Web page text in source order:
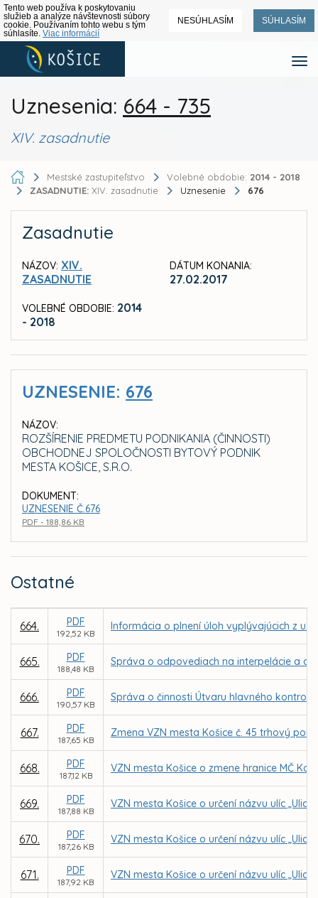
Tento web používa k poskytovaniu
služieb a analýze návštevnosti súbory
cookie. Používaním tohto webu s tým
súhlasíte. Viac informácií
NESÚHLASÍM SÚHLASÍM
Uznesenia: 664 - 735
XIV. zasadnutie
Mestské zastupiteľstvo Volebné obdobie: 2014 - 2018
ZASADNUTIE: XIV. zasadnutie Uznesenie 676
Zasadnutie
NÁZOV: XIV.
ZASADNUTIE
VOLEBNÉ OBDOBIE: 2014
- 2018
DÁTUM KONANIA:
27.02.2017
UZNESENIE: 676
NÁZOV:
ROZŠÍRENIE PREDMETU PODNIKANIA (ČINNOSTI)
OBCHODNEJ SPOLOČNOSTI BYTOVÝ PODNIK
MESTA KOŠICE, S.R.O.
DOKUMENT:
UZNESENIE Č.676
PDF - 188,86 KB
Ostatné
664. PDF
192,52 KB
Informácia o plnení úloh vyplývajúcich z
665. PDF
188,48 KB
Správa o odpovediach na interpelácie a
666. PDF
190,57 KB
Správa o činnosti Útvaru hlavného
667. PDF
187,65 KB
Zmena VZN mesta Košice č. 45 trhový
668. PDF
187,12 KB
VZN mesta Košice o zmene hranice MČ
669. PDF
187,88 KB
VZN mesta Košice o určení názvu ulíc
670. PDF
187,26 KB
VZN mesta Košice o určení názvu ulíc
671. PDF
187,92 KB
VZN mesta Košice o určení názvu ulíc